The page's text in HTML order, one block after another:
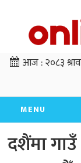
आज :२०८३
MENU
दशैंमा